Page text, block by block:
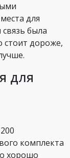
для
была
стоит дороже,
для
комплекта
хорошо